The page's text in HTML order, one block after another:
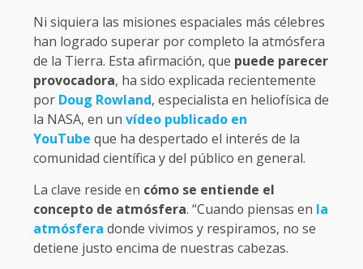
Ni siquiera las misiones espaciales más célebres
han logrado superar por completo la atmósfera
de la Tierra. Esta afirmación, que puede parecer
provocadora, ha sido explicada recientemente
por Doug Rowland, especialista en heliofísica de
la NASA, en un vídeo publicado en
YouTube que ha despertado el interés de la
comunidad científica y del público en general.
La clave reside en cómo se entiende el
concepto de atmósfera. “Cuando piensas en la
atmósfera donde vivimos y respiramos, no se
detiene justo encima de nuestras cabezas.